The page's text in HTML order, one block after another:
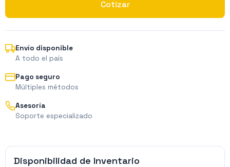
Cotizar
Envío disponible
A todo el país
Pago seguro
Múltiples métodos
Asesoría
Soporte especializado
Disponibilidad de Inventario